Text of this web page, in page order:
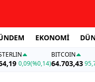
EKONOMİ
0,09(%0,14)
BITCOIN
64.703,43